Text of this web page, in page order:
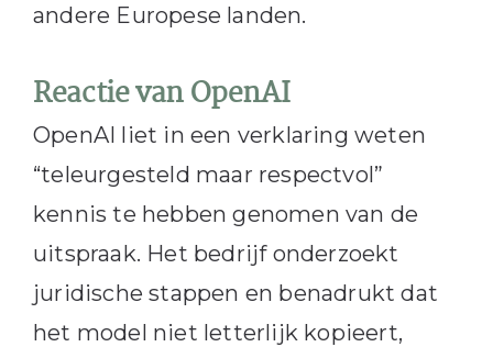
andere Europese landen.
Reactie van OpenAI
OpenAI liet in een verklaring weten
“teleurgesteld maar respectvol”
kennis te hebben genomen van de
uitspraak. Het bedrijf onderzoekt
juridische stappen en benadrukt dat
het model niet letterlijk kopieert,